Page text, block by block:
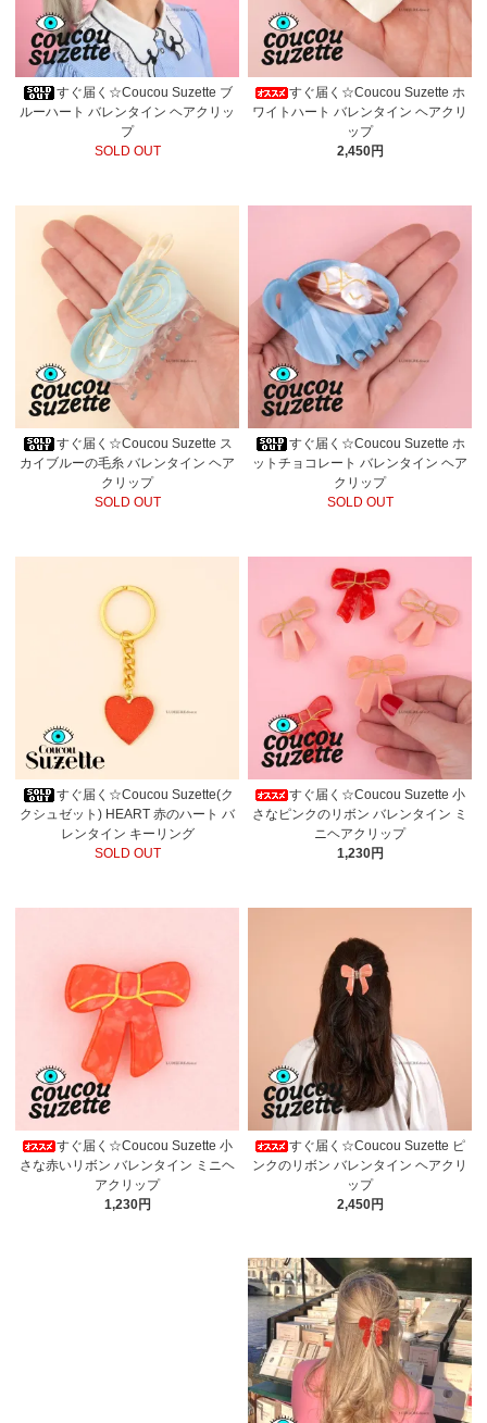
すぐ届く☆Coucou Suzette ブ
ルーハート バレンタイン ヘアクリッ
プ
SOLD OUT
すぐ届く☆Coucou Suzette ホ
ワイトハート バレンタイン ヘアクリ
ップ
2,450円
すぐ届く☆Coucou Suzette ス
カイブルーの毛糸 バレンタイン ヘア
クリップ
SOLD OUT
すぐ届く☆Coucou Suzette ホ
ットチョコレート バレンタイン ヘア
クリップ
SOLD OUT
すぐ届く☆Coucou Suzette(ク
クシュゼット) HEART 赤のハート バ
レンタイン キーリング
SOLD OUT
すぐ届く☆Coucou Suzette 小
さなピンクのリボン バレンタイン ミ
ニヘアクリップ
1,230円
すぐ届く☆Coucou Suzette 小
さな赤いリボン バレンタイン ミニヘ
アクリップ
1,230円
すぐ届く☆Coucou Suzette ピ
ンクのリボン バレンタイン ヘアクリ
ップ
2,450円